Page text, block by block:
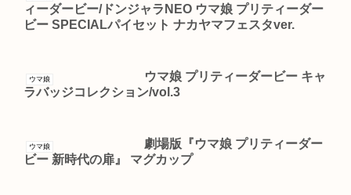
ィーダービー/ドンジャラNEO ウマ娘 プリティーダー
ビー SPECIALパイセット ナカヤマフェスタver.
ウマ娘
ウマ娘 プリティーダービー キャ
ラバッジコレクション/vol.3
ウマ娘
劇場版『ウマ娘 プリティーダー
ビー 新時代の扉』 マグカップ